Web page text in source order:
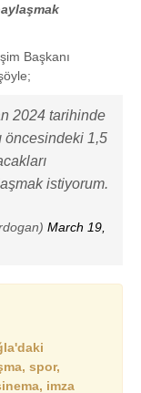
Başkanı
2024 tarihinde
öncesindeki 1,5
istiyorum.
March 19,
spor,
imza